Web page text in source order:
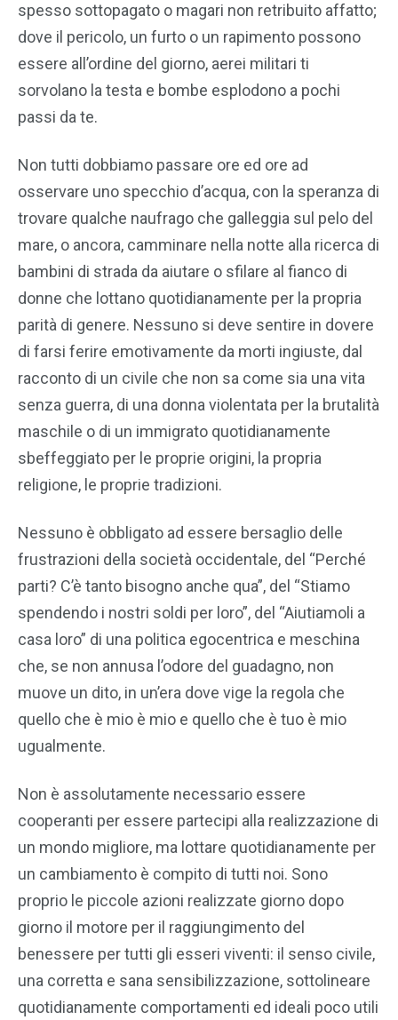
spesso sottopagato o magari non retribuito affatto;
dove il pericolo, un furto o un rapimento possono
essere all’ordine del giorno, aerei militari ti
sorvolano la testa e bombe esplodono a pochi
passi da te.
Non tutti dobbiamo passare ore ed ore ad
osservare uno specchio d’acqua, con la speranza di
trovare qualche naufrago che galleggia sul pelo del
mare, o ancora, camminare nella notte alla ricerca di
bambini di strada da aiutare o sfilare al fianco di
donne che lottano quotidianamente per la propria
parità di genere. Nessuno si deve sentire in dovere
di farsi ferire emotivamente da morti ingiuste, dal
racconto di un civile che non sa come sia una vita
senza guerra, di una donna violentata per la brutalità
maschile o di un immigrato quotidianamente
sbeffeggiato per le proprie origini, la propria
religione, le proprie tradizioni.
Nessuno è obbligato ad essere bersaglio delle
frustrazioni della società occidentale, del “Perché
parti? C’è tanto bisogno anche qua”, del “Stiamo
spendendo i nostri soldi per loro”, del “Aiutiamoli a
casa loro” di una politica egocentrica e meschina
che, se non annusa l’odore del guadagno, non
muove un dito, in un’era dove vige la regola che
quello che è mio è mio e quello che è tuo è mio
ugualmente.
Non è assolutamente necessario essere
cooperanti per essere partecipi alla realizzazione di
un mondo migliore, ma lottare quotidianamente per
un cambiamento è compito di tutti noi. Sono
proprio le piccole azioni realizzate giorno dopo
giorno il motore per il raggiungimento del
benessere per tutti gli esseri viventi: il senso civile,
una corretta e sana sensibilizzazione, sottolineare
quotidianamente comportamenti ed ideali poco utili